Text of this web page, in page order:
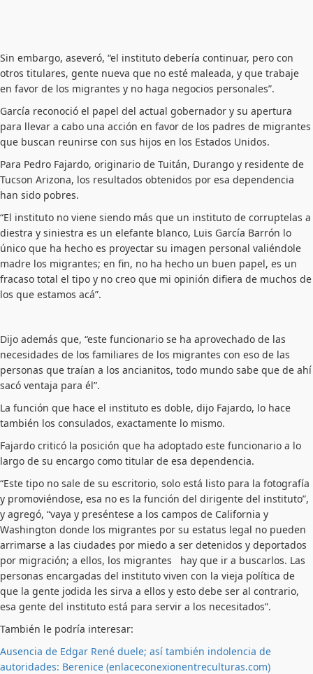
Sin embargo, aseveró, “el instituto debería continuar, pero con
otros titulares, gente nueva que no esté maleada, y que trabaje
en favor de los migrantes y no haga negocios personales”.
García reconoció el papel del actual gobernador y su apertura
para llevar a cabo una acción en favor de los padres de migrantes
que buscan reunirse con sus hijos en los Estados Unidos.
Para Pedro Fajardo, originario de Tuitán, Durango y residente de
Tucson Arizona, los resultados obtenidos por esa dependencia
han sido pobres.
“El instituto no viene siendo más que un instituto de corruptelas a
diestra y siniestra es un elefante blanco, Luis García Barrón lo
único que ha hecho es proyectar su imagen personal valiéndole
madre los migrantes; en fin, no ha hecho un buen papel, es un
fracaso total el tipo y no creo que mi opinión difiera de muchos de
los que estamos acá”.
Dijo además que, “este funcionario se ha aprovechado de las
necesidades de los familiares de los migrantes con eso de las
personas que traían a los ancianitos, todo mundo sabe que de ahí
sacó ventaja para él”.
La función que hace el instituto es doble, dijo Fajardo, lo hace
también los consulados, exactamente lo mismo.
Fajardo criticó la posición que ha adoptado este funcionario a lo
largo de su encargo como titular de esa dependencia.
“Este tipo no sale de su escritorio, solo está listo para la fotografía
y promoviéndose, esa no es la función del dirigente del instituto”,
y agregó, “vaya y preséntese a los campos de California y
Washington donde los migrantes por su estatus legal no pueden
arrimarse a las ciudades por miedo a ser detenidos y deportados
por migración; a ellos, los migrantes hay que ir a buscarlos. Las
personas encargadas del instituto viven con la vieja política de
que la gente jodida les sirva a ellos y esto debe ser al contrario,
esa gente del instituto está para servir a los necesitados”.
También le podría interesar:
Ausencia de Edgar René duele; así también indolencia de
autoridades: Berenice (enlaceconexionentreculturas.com)